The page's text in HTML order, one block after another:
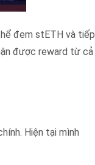
đem stETH và tiếp
được reward từ cả
Hiện tại mình